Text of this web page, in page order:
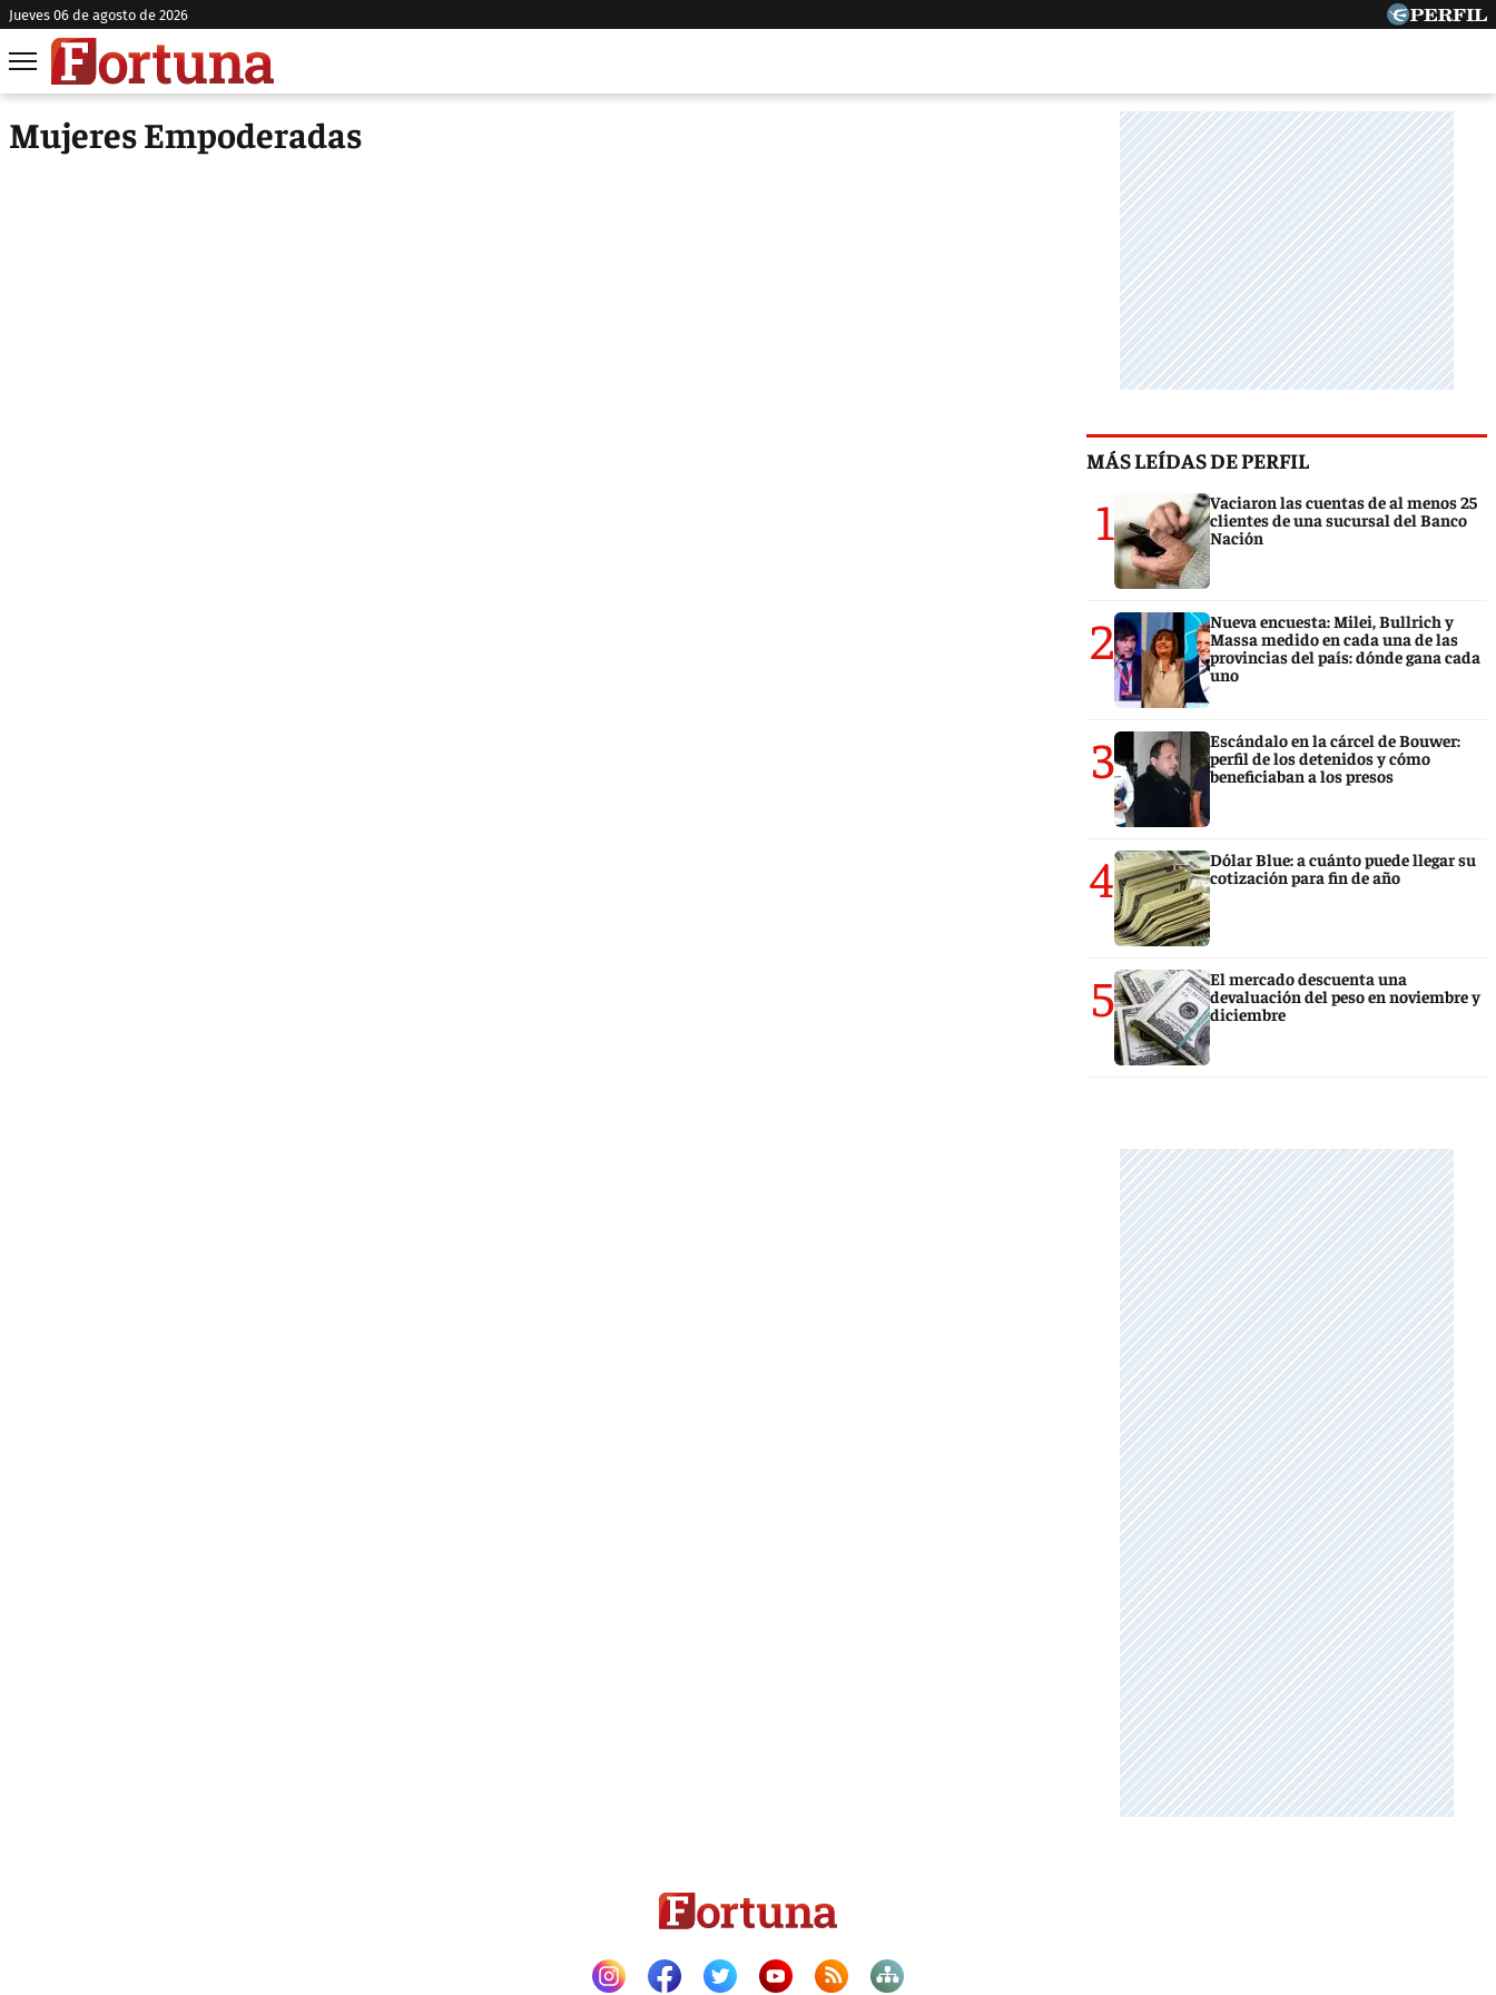
jueves 06 de agosto de 2026
Mujeres Empoderadas
MÁS LEÍDAS DE PERFIL
1
Vaciaron las cuentas de al menos 25
clientes de una sucursal del Banco
Nación
2
Nueva encuesta: Milei, Bullrich y
Massa medido en cada una de las
provincias del país: dónde gana cada
uno
3
Escándalo en la cárcel de Bouwer:
perfil de los detenidos y cómo
beneficiaban a los presos
4
Dólar Blue: a cuánto puede llegar su
cotización para fin de año
5
El mercado descuenta una
devaluación del peso en noviembre y
diciembre